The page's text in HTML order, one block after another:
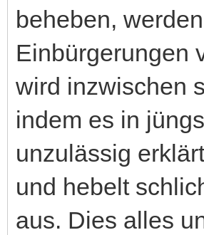
beheben,
Einbürgerungen
wird inzwischen
indem es in
unzulässig
und hebelt
aus. Dies alles